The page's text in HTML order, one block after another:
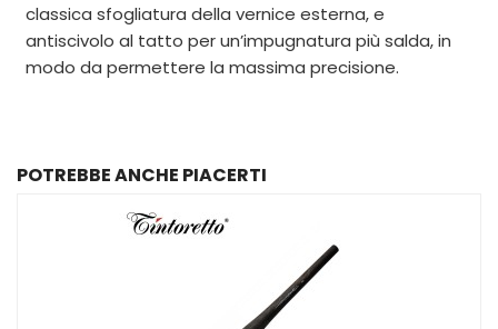
classica sfogliatura della vernice esterna, e
antiscivolo al tatto per un’impugnatura più salda, in
modo da permettere la massima precisione.
POTREBBE ANCHE PIACERTI